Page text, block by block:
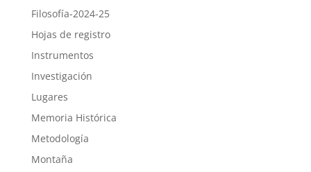
Filosofía-2024-25
Hojas de registro
Instrumentos
Investigación
Lugares
Memoria Histórica
Metodología
Montaña